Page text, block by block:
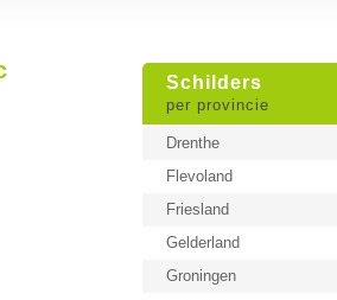
Schilders
per provincie
Drenthe
Flevoland
Friesland
Gelderland
Groningen